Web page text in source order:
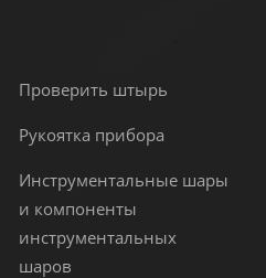
Проверить штырь
Рукоятка прибора
Инструментальные шары
и компоненты
инструментальных
шаров